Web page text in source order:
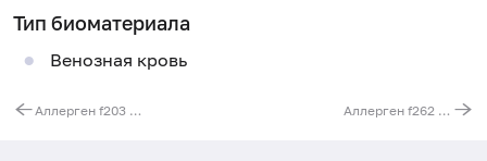
Тип биоматериала
Венозная кровь
Аллерген f203 - фисташковые орехи, IgE Аллерген f262 - баклажан, IgE